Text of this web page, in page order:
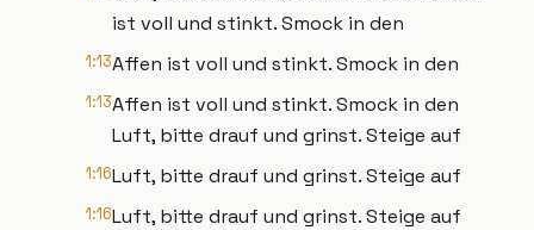
ist voll und stinkt. Smock in den
1:13Affen ist voll und stinkt. Smock in den
1:13Affen ist voll und stinkt. Smock in den
Luft, bitte drauf und grinst. Steige auf
1:16Luft, bitte drauf und grinst. Steige auf
1:16Luft, bitte drauf und grinst. Steige auf